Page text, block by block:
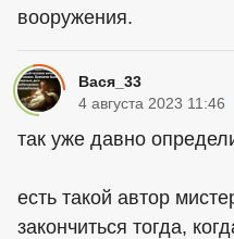
вооружения.
Вася_33
4 августа 2023 11:46
так уже давно
есть такой автор
закончиться тогда,